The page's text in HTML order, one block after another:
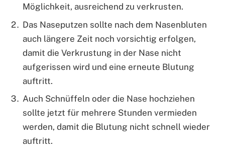
Möglichkeit, ausreichend zu verkrusten.
Das Naseputzen sollte nach dem Nasenbluten
auch längere Zeit noch vorsichtig erfolgen,
damit die Verkrustung in der Nase nicht
aufgerissen wird und eine erneute Blutung
auftritt.
Auch Schnüffeln oder die Nase hochziehen
sollte jetzt für mehrere Stunden vermieden
werden, damit die Blutung nicht schnell wieder
auftritt.